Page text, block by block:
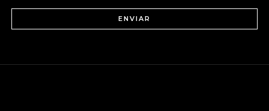
ENVIAR